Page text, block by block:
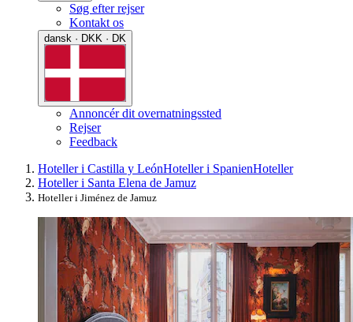
Søg efter rejser
Kontakt os
dansk · DKK · DK
Annoncér dit overnatningssted
Rejser
Feedback
Hoteller i Castilla y LeónHoteller i SpanienHoteller
Hoteller i Santa Elena de Jamuz
Hoteller i Jiménez de Jamuz